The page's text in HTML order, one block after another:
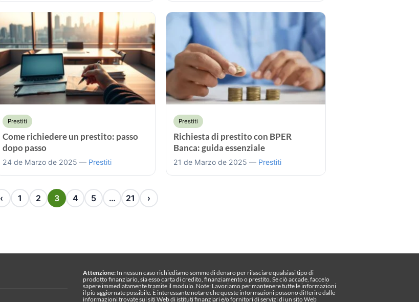
Prestiti
Come richiedere un prestito: passo
dopo passo
24 de Marzo de 2025 — Prestiti
Prestiti
Richiesta di prestito con BPER
Banca: guida essenziale
21 de Marzo de 2025 — Prestiti
‹ 1 2 3 4 5 … 21 ›
Attenzione: In nessun caso richiediamo somme di denaro per rilasciare qualsiasi tipo di
prodotto finanziario, sia esso carta di credito, finanziamento o prestito. Se ciò accade, faccelo
sapere immediatamente tramite il modulo. Note: Lavoriamo per mantenere tutte le informazioni
il più aggiornate possibile. È interessante notare che queste informazioni possono differire dalle
informazioni trovate sui siti Web di istituti finanziari e/o fornitori di servizi di un sito Web